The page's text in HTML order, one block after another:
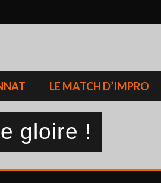
LE MATCH D’IMPRO
gloire !